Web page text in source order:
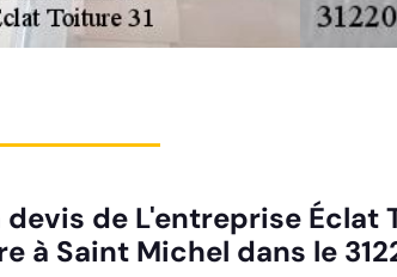
devis de L'entreprise Éclat
à Saint Michel dans le